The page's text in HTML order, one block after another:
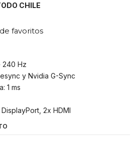
CHILE
favoritos
240 Hz
y Nvidia G-Sync
1 ms
2x HDMI